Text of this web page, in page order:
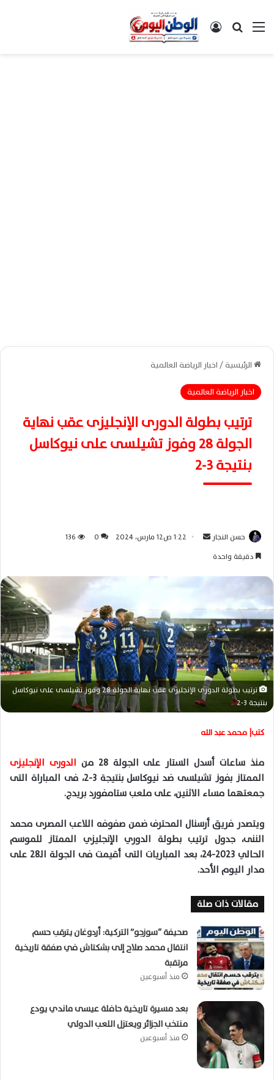
القائمةبحث عن تسجيل الدخول
الرئيسية/اخبار الرياضة العالمية
اخبار الرياضة العالمية
ترتيب بطولة الدورى الإنجليزى عقب نهاية
الجولة 28 وفوز تشيلسى على نيوكاسل
بنتيجة 3-2
حسن النجار
ر
ي
د
ا
إ
ل
ك
ت
ر
1:22 ص12 مارس، 2024 0
136
دقيقة واحدة
ترتيب بطولة الدورى الإنجليزى عقب نهاية الجولة 28 وفوز تشيلسى على نيوكاسل
بنتيجة 3-2
كتب| محمد عبد الله
منذ ساعات أسدل الستار على الجولة 28 من
الدورى الإنجليزى
الممتاز بفوز تشيلسى ضد نيوكاسل بنتيجة 3-2، فى المباراة التى
جمعتهما مساء الاثنين، على ملعب ستامفورد بريدج.
ويتصدر فريق أرسنال المحترف ضمن صفوفه اللاعب المصرى محمد
الننى، جدول ترتيب بطولة الدوري الإنجليزي الممتاز للموسم
الحالي 2023-24، بعد المباريات التى أقيمت فى الجولة الـ28 على
مدار اليوم الأحد.
مقالات ذات صلة
صحيفة “سوزجو” التركية: أردوغان يترقب حسم
انتقال محمد صلاح إلى بشكتاش في صفقة تاريخية
مرتقبة
منذ أسبوعين
بعد مسيرة تاريخية حافلة عيسى ماندي يودع
منتخب الجزائر ويعتزل اللعب الدولي
منذ أسبوعين